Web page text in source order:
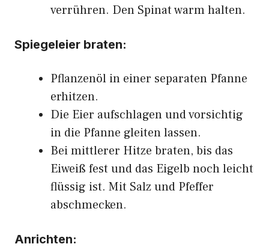
verrühren. Den Spinat warm halten.
Spiegeleier braten:
Pflanzenöl in einer separaten Pfanne
erhitzen.
Die Eier aufschlagen und vorsichtig
in die Pfanne gleiten lassen.
Bei mittlerer Hitze braten, bis das
Eiweiß fest und das Eigelb noch leicht
flüssig ist. Mit Salz und Pfeffer
abschmecken.
Anrichten: